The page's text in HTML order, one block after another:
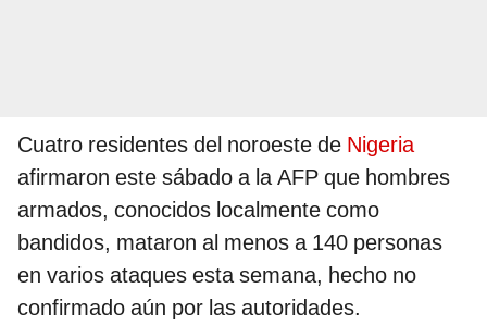
Cuatro residentes del noroeste de Nigeria
afirmaron este sábado a la AFP que hombres
armados, conocidos localmente como
bandidos, mataron al menos a 140 personas
en varios ataques esta semana, hecho no
confirmado aún por las autoridades.